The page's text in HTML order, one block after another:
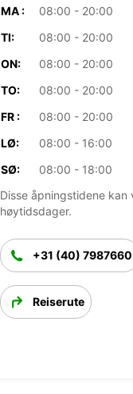
MA :
08:00 - 20:00
TI:
08:00 - 20:00
ON:
08:00 - 20:00
TO:
08:00 - 20:00
FR :
08:00 - 20:00
LØ:
08:00 - 16:00
SØ:
08:00 - 18:00
Disse åpningstidene
høytidsdager.
+31 (40) 7987660
Reiserute